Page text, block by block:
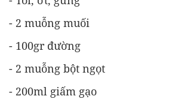
- 2 muỗng muối
- 100gr đường
- 2 muỗng bột ngọt
- 200ml giấm gạo